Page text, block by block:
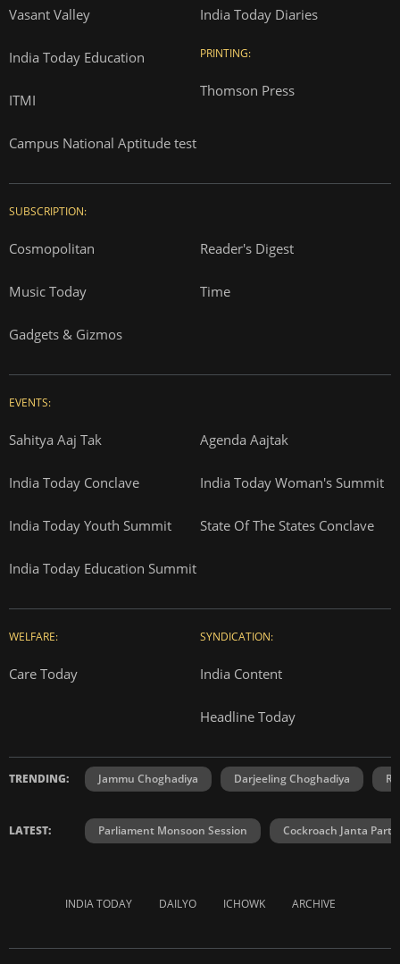
Vasant Valley
India Today Education
ITMI
Campus National Aptitude test
India Today Diaries
PRINTING:
Thomson Press
SUBSCRIPTION:
Cosmopolitan Reader's Digest
Music Today Time
Gadgets & Gizmos
EVENTS:
Sahitya Aaj Tak Agenda Aajtak
India Today Conclave India Today Woman's Summit
India Today Youth Summit State Of The States Conclave
India Today Education Summit
WELFARE:
Care Today
SYNDICATION:
India Content
Headline Today
TRENDING: Jammu Choghadiya Darjeeling Choghadiya
LATEST: Parliament Monsoon Session Cockroach Janta
INDIA TODAY DAILYO ICHOWK ARCHIVE